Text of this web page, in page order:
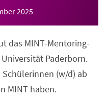
2025
das MINT-Mentoring-
Paderborn.
(w/d) ab
MINT haben.